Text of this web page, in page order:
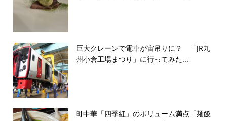
巨大クレーンで電車が宙吊りに？ 「JR九
州小倉工場まつり」に行ってみた...
町中華「四季紅」のボリューム満点「麺飯